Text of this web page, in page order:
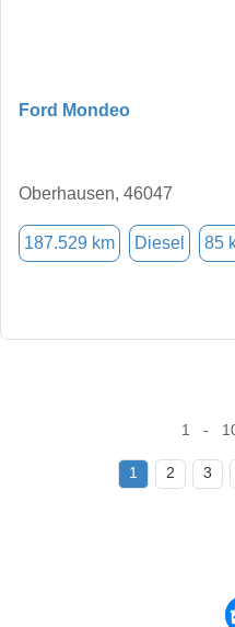
Ford Mondeo
Oberhausen, 46047
187.529 km Diesel 85
1 -
1 2 3